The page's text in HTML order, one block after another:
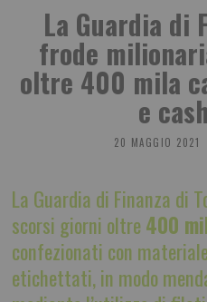
La Guardia di
frode
oltre 400 mila
e
20 MAGGIO 2021
La Guardia di Finanza di
scorsi giorni oltre400
confezionati con
etichettati, in modo